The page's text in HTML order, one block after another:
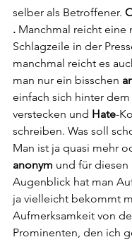
selber als Betroffener.
. Manchmal reicht eine
Schlagzeile in der
manchmal reicht es
man nur ein bisschen
einfach sich hinter
verstecken und Hate-
schreiben. Was soll
Man ist ja quasi mehr
anonym und für diesen
Augenblick hat man
ja vielleicht bekommt
Aufmerksamkeit von
Prominenten, den ich